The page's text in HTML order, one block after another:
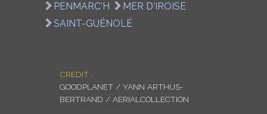
PENMARC'H
MER D'IROISE
SAINT-GUÉNOLÉ
CRÉDIT :
GOODPLANET / YANN ARTHUS-
BERTRAND / AERIALCOLLECTION